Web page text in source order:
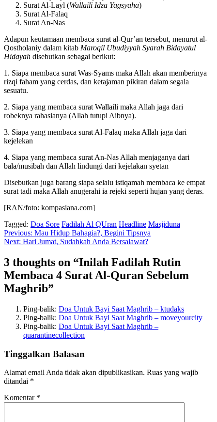
Surat Al-Layl (Wallaili Idza Yagsyaha)
Surat Al-Falaq
Surat An-Nas
Adapun keutamaan membaca surat al-Qur’an tersebut, menurut al-
Qostholaniy dalam kitab Maroqil Ubudiyyah Syarah Bidayatul
Hidayah disebutkan sebagai berikut:
1. Siapa membaca surat Was-Syams maka Allah akan memberinya
rizqi faham yang cerdas, dan ketajaman pikiran dalam segala
sesuatu.
2. Siapa yang membaca surat Wallaili maka Allah jaga dari
robeknya rahasianya (Allah tutupi Aibnya).
3. Siapa yang membaca surat Al-Falaq maka Allah jaga dari
kejelekan
4. Siapa yang membaca surat An-Nas Allah menjaganya dari
bala/musibah dan Allah lindungi dari kejelakan syetan
Disebutkan juga barang siapa selalu istiqamah membaca ke empat
surat tadi maka Allah anugerahi ia rejeki seperti hujan yang deras.
[RAN/foto: kompasiana.com]
Tagged: Doa Sore Fadilah Al QUran Headline Masjiduna
Navigasi
pos
Previous: Mau Hidup Bahagia?, Begini Tipsnya
Next: Hari Jumat, Sudahkah Anda Bersalawat?
3 thoughts on “Inilah Fadilah Rutin
Membaca 4 Surat Al-Quran Sebelum
Maghrib”
Ping-balik: Doa Untuk Bayi Saat Maghrib – ktudaks
Ping-balik: Doa Untuk Bayi Saat Maghrib – moveyourcity
Ping-balik: Doa Untuk Bayi Saat Maghrib –
quarantinecollection
Tinggalkan Balasan
Alamat email Anda tidak akan dipublikasikan. Ruas yang wajib
ditandai *
Komentar *